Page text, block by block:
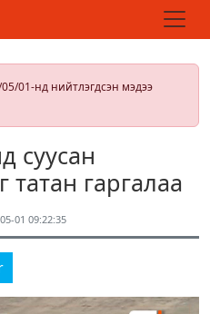
01-нд нийтлэгдсэн мэдээ
суусан
гаргалаа
01 09:22:35